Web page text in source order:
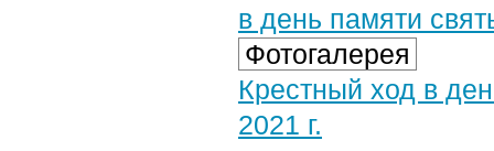
в день памяти
Фотогалерея
Крестный ход в
2021 г.